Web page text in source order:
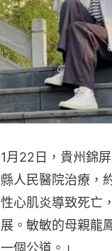
1月22日，貴州錦
縣人民醫院治療，
性心肌炎導致死亡
展。敏敏的母親龍
一個公道。」